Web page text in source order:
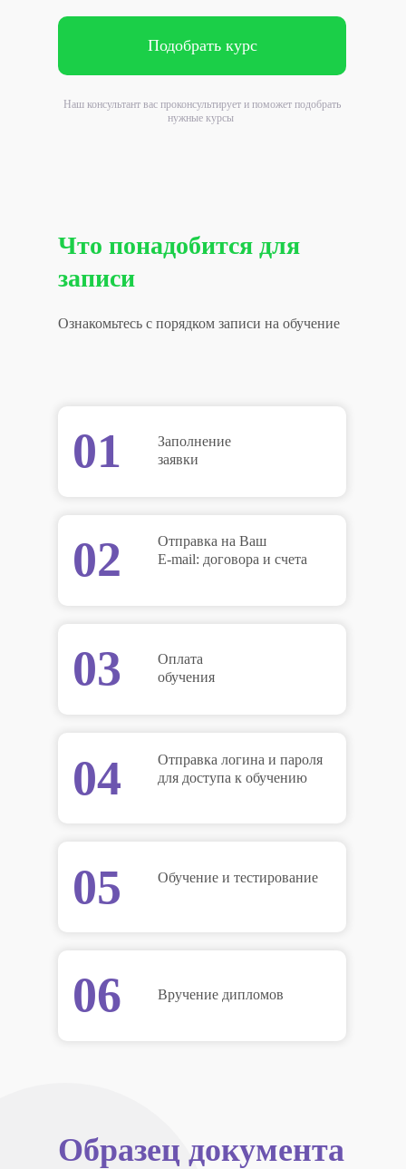
Наш консультант вас проконсультирует и поможет подобрать
нужные курсы
Подобрать курс
Что понадобится для
записи
Ознакомьтесь с порядком записи на обучение
01
02
03
04
05
06
Заполнение
заявки
Отправка на Ваш
E-mail: договора и счета
Оплата
обучения
Отправка логина и пароля
для доступа к обучению
Обучение и тестирование
Вручение дипломов
Образец документа